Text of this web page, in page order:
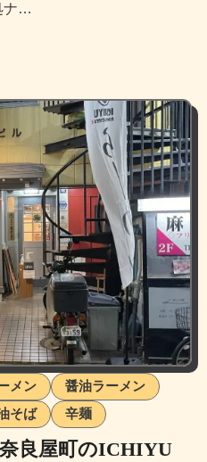
ナ…
メン
醤油ラーメン
そば
辛麺
良屋町のICHIYU